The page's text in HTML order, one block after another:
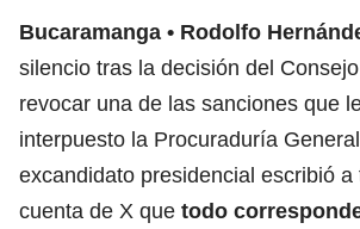
Bucaramanga Rodolfo
silencio tras la decisión del
revocar una de las sanciones que
interpuesto la Procuraduría
excandidato presidencial escribió a
cuenta de X que todo